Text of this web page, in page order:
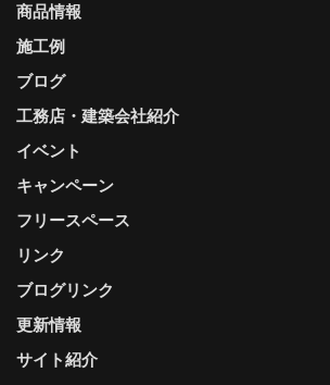
更新情報
サイト紹介
商品情報
施工例
ブログ
工務店・建築会社紹介
イベント
キャンペーン
フリースペース
リンク
ブログリンク